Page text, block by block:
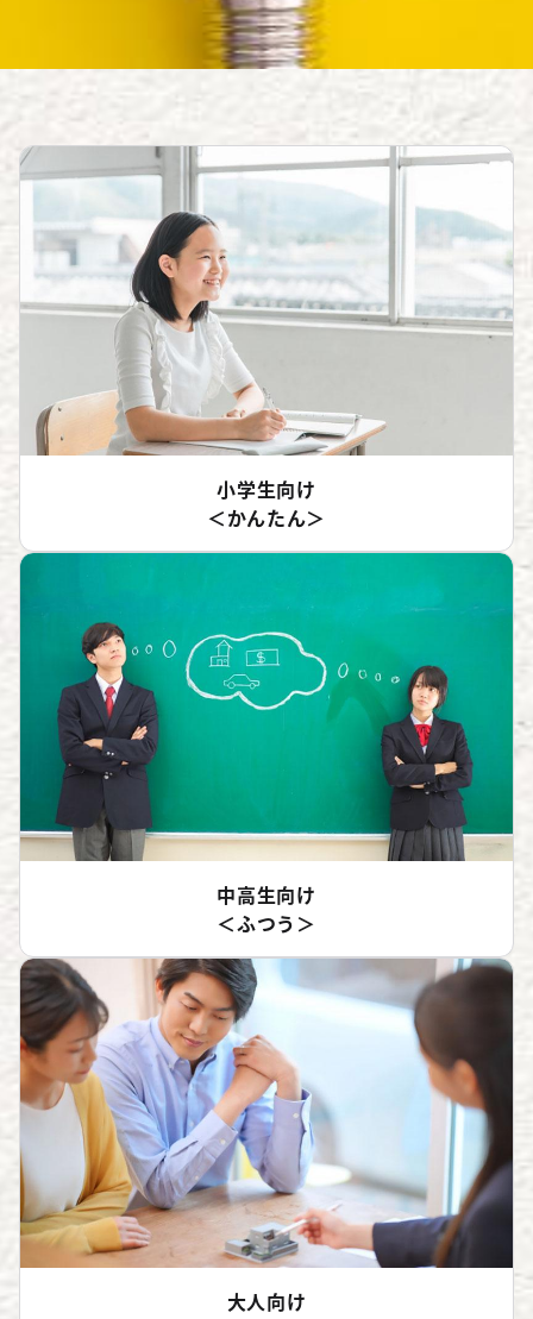
小学生向け
＜かんたん＞
中高生向け
＜ふつう＞
大人向け